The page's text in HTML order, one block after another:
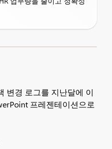
변경 로그를 지난달에 이
프레젠테이션으로